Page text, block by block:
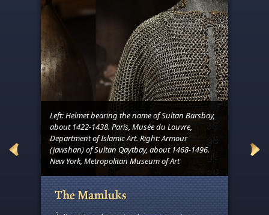
–
Left: Helmet bearing the name of Sultan Barsbay,
about 1422-1438. Paris, Musée du Louvre,
Department of Islamic Art. Right: Armour
(jawshan) of Sultan Qaytbay, about 1468-1496.
New York, Metropolitan Museum of Art
The Mamluks